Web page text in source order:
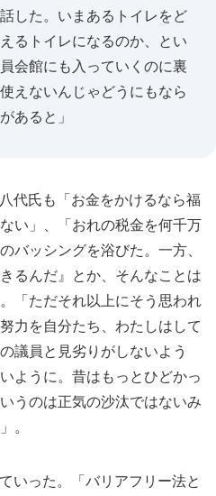
した。いまあるトイレをど
るトイレになるのか、とい
会館にも入っていくのに裏
えないんじゃどうにもなら
あると」
代氏も「お金をかけるなら福
い」、「おれの税金を何千万
バッシングを浴びた。一方、
るんだ』とか、そんなことは
「ただそれ以上にそう思われ
力を自分たち、わたしはして
議員と見劣りがしないよう
ように。昔はもっとひどかっ
うのは正気の沙汰ではないみ
。
いった。「バリアフリー法と